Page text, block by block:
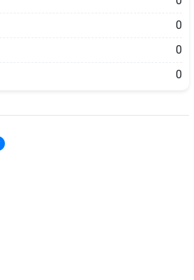
0
0
0